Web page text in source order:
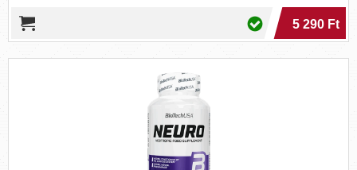
5 290 Ft